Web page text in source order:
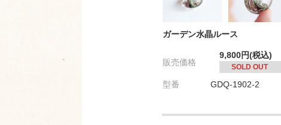
ガーデン水晶ルース
販売価格
9,800円(税込)
SOLD OUT
型番 GDQ-1902-2